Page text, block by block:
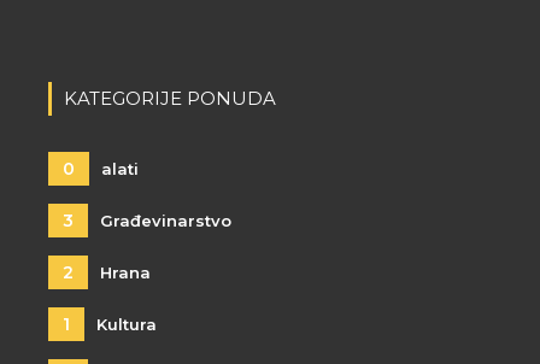
KATEGORIJE PONUDA
0 alati
3 Građevinarstvo
2 Hrana
1 Kultura